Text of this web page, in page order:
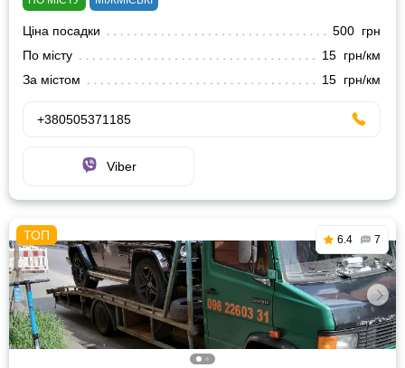
Ціна посадки
500 грн
По місту
15 грн/км
За містом
15 грн/км
+380505371185
Viber
6.4 7